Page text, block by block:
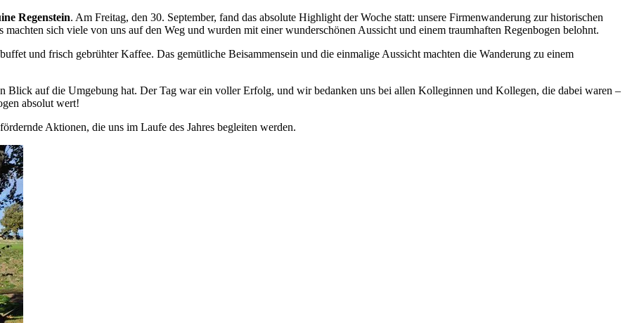
Regenstein. Am Freitag, den 30. September, fand das absolute Highlight der Woche statt: unsere Firmenwanderung zur historischen
sich viele von uns auf den Weg und wurden mit einer wunderschönen Aussicht und einem traumhaften Regenbogen belohnt.
und frisch gebrühter Kaffee. Das gemütliche Beisammensein und die einmalige Aussicht machten die Wanderung zu einem
Blick auf die Umgebung hat. Der Tag war ein voller Erfolg, und wir bedanken uns bei allen Kolleginnen und Kollegen, die dabei waren –
absolut wert!
Aktionen, die uns im Laufe des Jahres begleiten werden.